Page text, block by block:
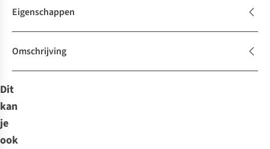
Eigenschappen
Omschrijving
Dit
kan
je
ook